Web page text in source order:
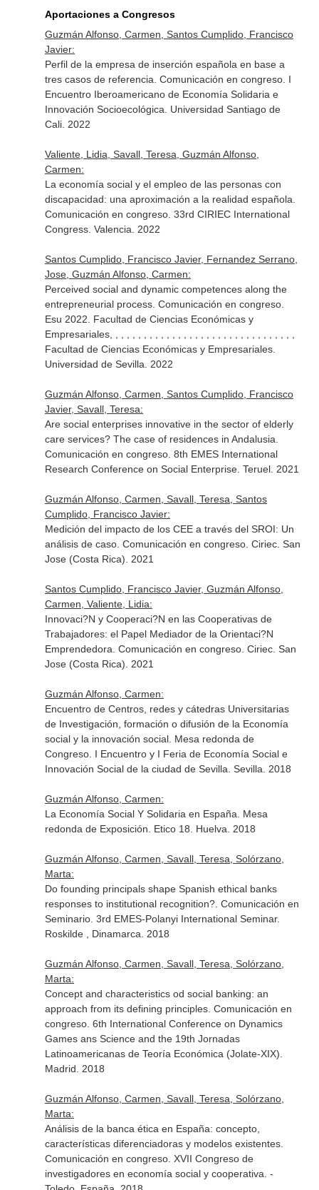
Aportaciones a Congresos
Guzmán Alfonso, Carmen, Santos Cumplido, Francisco
Javier:
Perfil de la empresa de inserción española en base a
tres casos de referencia. Comunicación en congreso. I
Encuentro Iberoamericano de Economía Solidaria e
Innovación Socioecológica. Universidad Santiago de
Cali. 2022
Valiente, Lidia, Savall, Teresa, Guzmán Alfonso,
Carmen:
La economía social y el empleo de las personas con
discapacidad: una aproximación a la realidad española.
Comunicación en congreso. 33rd CIRIEC International
Congress. Valencia. 2022
Santos Cumplido, Francisco Javier, Fernandez Serrano,
Jose, Guzmán Alfonso, Carmen:
Perceived social and dynamic competences along the
entrepreneurial process. Comunicación en congreso.
Esu 2022. Facultad de Ciencias Económicas y
Empresariales, , , , , , , , , , , , , , , , , , , , , , , , , , , , , , , , ,
Facultad de Ciencias Económicas y Empresariales.
Universidad de Sevilla. 2022
Guzmán Alfonso, Carmen, Santos Cumplido, Francisco
Javier, Savall, Teresa:
Are social enterprises innovative in the sector of elderly
care services? The case of residences in Andalusia.
Comunicación en congreso. 8th EMES International
Research Conference on Social Enterprise. Teruel. 2021
Guzmán Alfonso, Carmen, Savall, Teresa, Santos
Cumplido, Francisco Javier:
Medición del impacto de los CEE a través del SROI: Un
análisis de caso. Comunicación en congreso. Ciriec. San
Jose (Costa Rica). 2021
Santos Cumplido, Francisco Javier, Guzmán Alfonso,
Carmen, Valiente, Lidia:
Innovaci?N y Cooperaci?N en las Cooperativas de
Trabajadores: el Papel Mediador de la Orientaci?N
Emprendedora. Comunicación en congreso. Ciriec. San
Jose (Costa Rica). 2021
Guzmán Alfonso, Carmen:
Encuentro de Centros, redes y cátedras Universitarias
de Investigación, formación o difusión de la Economía
social y la innovación social. Mesa redonda de
Congreso. I Encuentro y I Feria de Economía Social e
Innovación Social de la ciudad de Sevilla. Sevilla. 2018
Guzmán Alfonso, Carmen:
La Economía Social Y Solidaria en España. Mesa
redonda de Exposición. Etico 18. Huelva. 2018
Guzmán Alfonso, Carmen, Savall, Teresa, Solórzano,
Marta:
Do founding principals shape Spanish ethical banks
responses to institutional recognition?. Comunicación en
Seminario. 3rd EMES-Polanyi International Seminar.
Roskilde , Dinamarca. 2018
Guzmán Alfonso, Carmen, Savall, Teresa, Solórzano,
Marta:
Concept and characteristics od social banking: an
approach from its defining principles. Comunicación en
congreso. 6th International Conference on Dynamics
Games ans Science and the 19th Jornadas
Latinoamericanas de Teoría Económica (Jolate-XIX).
Madrid. 2018
Guzmán Alfonso, Carmen, Savall, Teresa, Solórzano,
Marta:
Análisis de la banca ética en España: concepto,
características diferenciadoras y modelos existentes.
Comunicación en congreso. XVII Congreso de
investigadores en economía social y cooperativa. -